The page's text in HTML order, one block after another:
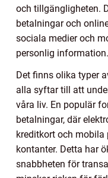
och tillgängligheten.
betalningar och
sociala medier och
personlig information.
Det finns olika typer
alla syftar till att
våra liv. En populär
betalningar, där
kreditkort och
kontanter. Detta har
snabbheten för